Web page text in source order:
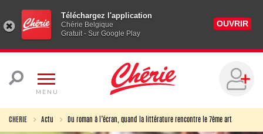
Téléchargez l'application
Chérie Belgique
Gratuit - Sur Google Play
OUVRIR
MENU
CHERIE Actu Du roman à l’écran, quand la littérature rencontre le 7ème art